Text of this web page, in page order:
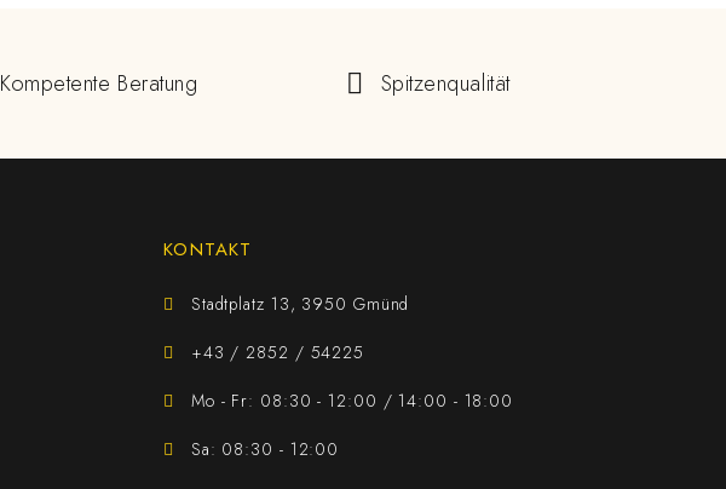
Kompetente Beratung Spitzenqualität
KONTAKT
Stadtplatz 13, 3950 Gmünd
+43 / 2852 / 54225
Mo - Fr: 08:30 - 12:00 / 14:00 - 18:00
Sa: 08:30 - 12:00